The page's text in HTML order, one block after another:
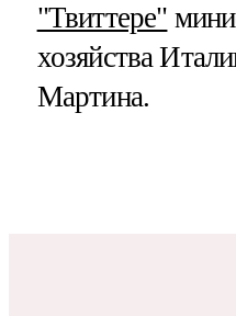
"Твиттере"
хозяйства
Мартина.